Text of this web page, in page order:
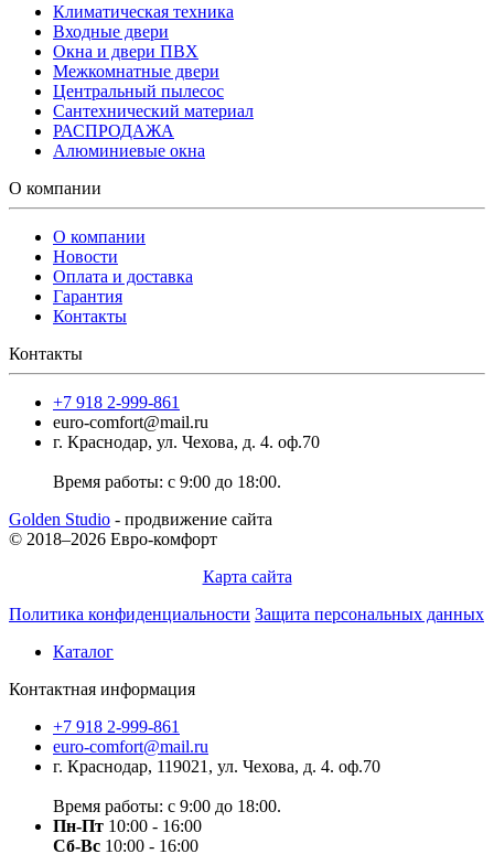
Климатическая техника
Входные двери
Окна и двери ПВХ
Межкомнатные двери
Центральный пылесос
Сантехнический материал
РАСПРОДАЖА
Алюминиевые окна
О компании
О компании
Новости
Оплата и доставка
Гарантия
Контакты
Контакты
+7 918 2-999-861
euro-comfort@mail.ru
г. Краснодар, ул. Чехова, д. 4. оф.70
Время работы: с 9:00 до 18:00.
Golden Studio - продвижение сайта
© 2018–2026 Евро-комфорт
Карта сайта
Политика конфиденциальности Защита персональных данных
Каталог
Контактная информация
+7 918 2-999-861
euro-comfort@mail.ru
г. Краснодар, 119021, ул. Чехова, д. 4. оф.70
Время работы: с 9:00 до 18:00.
Пн-Пт 10:00 - 16:00
Сб-Вс 10:00 - 16:00